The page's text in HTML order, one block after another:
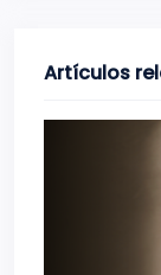
Artículos